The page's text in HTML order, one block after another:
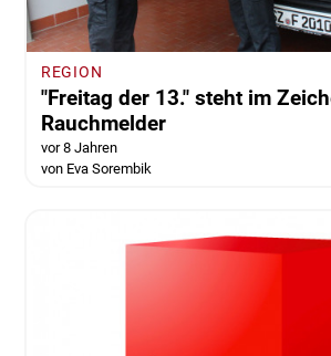
REGION
"Freitag der 13." steht im
Rauchmelder
vor 8 Jahren
von Eva Sorembik